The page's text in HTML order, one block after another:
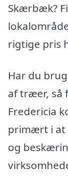
Skærbæk?
rigtige pris
Har du
af træer, så
Fredericia
primært i
og